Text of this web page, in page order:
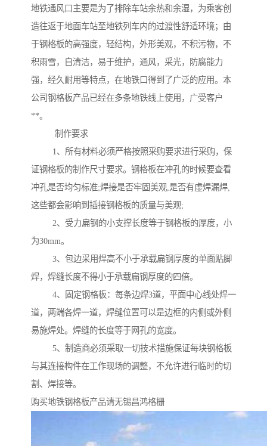
地铁通风口主要是为了排除车站余热和余湿，为乘客创
造往返于地面车站至地铁列车内的过渡性舒适环境；由
于钢格板的高强度，轻结构，外形美观，不积污物，不
积雨雪，自清洁，易于维护，通风，采光，防腐能力
强，经久耐用等特点，在地铁口得到了广泛的应用。本
公司钢格板产品已经在多条地铁线上使用，广受客户
**。
制作要求
1、所有材料必须严格按照采购要求进行采购，保
证钢格板的制作尺寸要求。钢格板在冲孔的时候要查看
冲孔是否均匀标准;焊接是否牢固美观,是否有虚焊漏焊,
这些都会影响到插接钢格板的质量与美观;
2、受力扁钢的小支撑长度等于钢格板的厚度，小
为30mm。
3、包边采用焊高不小于承载扁钢厚度的单面贴脚
焊，焊缝长度不得小于承载扁钢厚度的四倍。
4、固定钢格板：每条边焊3道，平面中心线处焊一
道，两端各焊一道，焊缝位置可以是边框的内侧或外侧
易施焊处。焊缝的长度等于网孔的宽度。
5、制造商必须采取一切技术措施保证每块钢格板
与其连接构件在工作现场的调整，不允许进行临时的切
割、焊接等。
购买地铁钢格板产品请无锡昌鸿格栅